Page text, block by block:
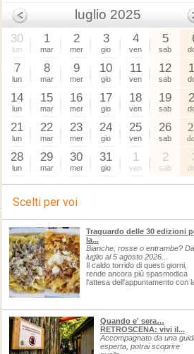
luglio 2025
30
lun
1
mar
2
mer
3
gio
4
ven
5
sab
7
lun
8
mar
9
mer
10
gio
11
ven
12
sab
14
lun
15
mar
16
mer
17
gio
18
ven
19
sab
21
lun
22
mar
23
mer
24
gio
25
ven
26
sab
28
lun
29
mar
30
mer
31
gio
1
ven
2
sab
Scelti per voi
Traguardo delle 30 edizioni
la...
Bianche, rosse o entrambe?
luglio al 5 agosto 2026...
Il caldo torrido di questi giorni,
rende ancora più spasmodica
l'attesa dell'appuntamento con
Quando e' sera…
RETROSCENA: vivi il...
Accompagnato da una
esperta, potrai scoprire